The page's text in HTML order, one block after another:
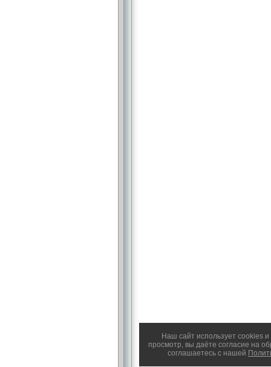
Наш сайт использует cookies
просмотр, вы даёте согласие на
соглашаетесь с нашей